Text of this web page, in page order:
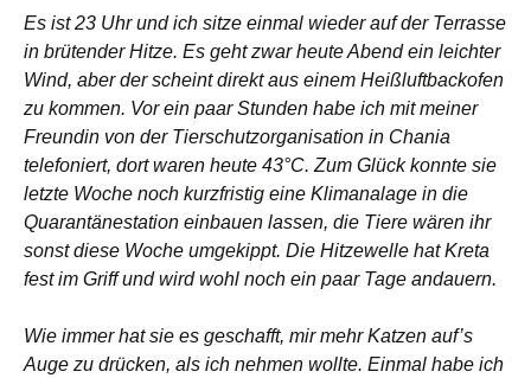
Es ist 23 Uhr und ich sitze einmal wieder auf der Terrasse
in brütender Hitze. Es geht zwar heute Abend ein leichter
Wind, aber der scheint direkt aus einem Heißluftbackofen
zu kommen. Vor ein paar Stunden habe ich mit meiner
Freundin von der Tierschutzorganisation in Chania
telefoniert, dort waren heute 43°C. Zum Glück konnte sie
letzte Woche noch kurzfristig eine Klimanalage in die
Quarantänestation einbauen lassen, die Tiere wären ihr
sonst diese Woche umgekippt. Die Hitzewelle hat Kreta
fest im Griff und wird wohl noch ein paar Tage andauern.
Wie immer hat sie es geschafft, mir mehr Katzen auf’s
Auge zu drücken, als ich nehmen wollte. Einmal habe ich